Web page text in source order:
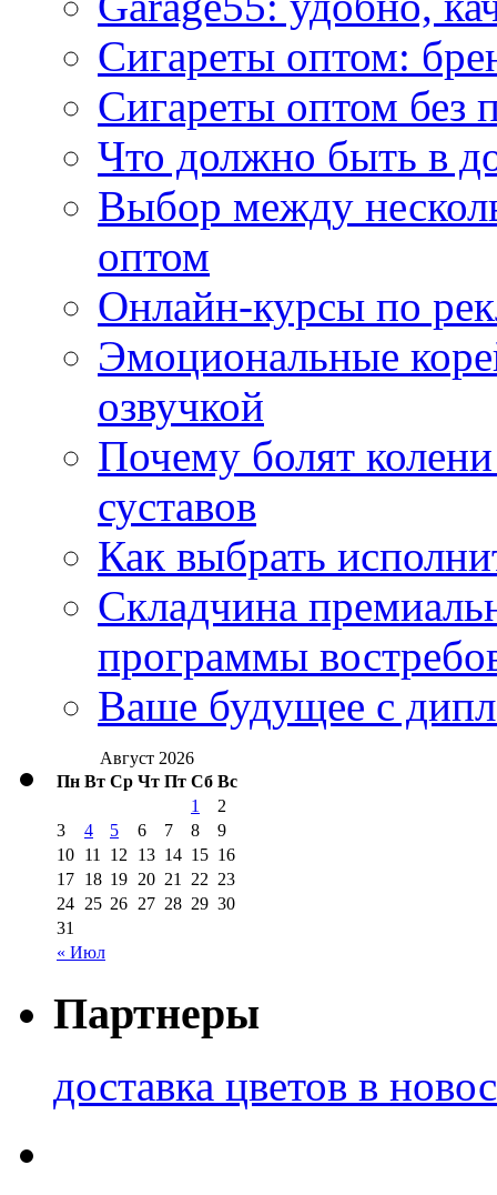
Сигареты оптом:
Сигареты оптом без
Что должно быть в
Выбор между
оптом
Онлайн-курсы по
Эмоциональные
озвучкой
Почему болят
суставов
Как выбрать
Складчина
программы
Ваше будущее с
Август 2026
Пн Вт Ср Чт Пт Сб Вс
« Июл
1
2
3
4 5 6 7 8
9
10 11 12 13 14 15 16
17 18 19 20 21 22 23
24 25 26 27 28 29 30
31
Партнеры
доставка цветов в